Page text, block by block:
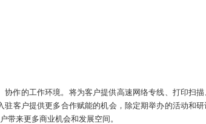
作的工作环境。将为客户提供高速网络专线、打印扫
客户提供更多合作赋能的机会，除定期举办的活动和
带来更多商业机会和发展空间。